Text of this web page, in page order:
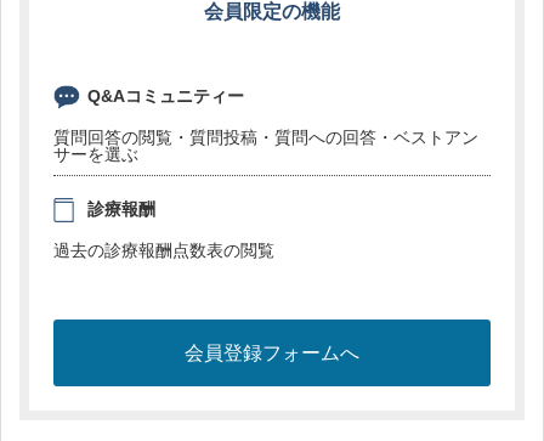
会員限定の機能
Q&Aコミュニティー
質問回答の閲覧・質問投稿・質問への回答・ベストアン
サーを選ぶ
診療報酬
過去の診療報酬点数表の閲覧
会員登録フォームへ